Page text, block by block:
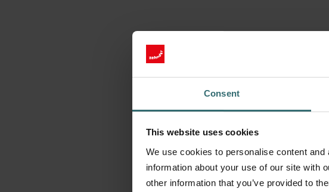
Consent
This website uses cookies
We use cookies to personalise content
information about your use of our site with
other information that you’ve provided to